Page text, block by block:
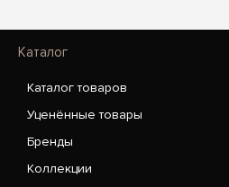
Каталог
Каталог товаров
Уценённые товары
Бренды
Коллекции